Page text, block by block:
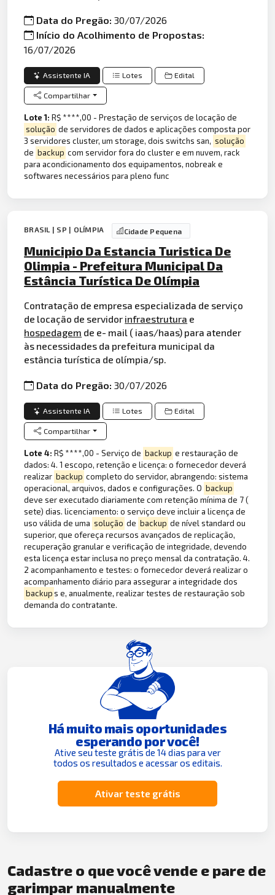
Data do Pregão:30/07/2026
Início do Acolhimento de Propostas:
16/07/2026
Assistente IA Lotes Edital
Compartilhar
Lote 1:R$ ****,00 - Prestação de serviços de locação de
solução de servidores de dados e aplicações composta por
3 servidores cluster, um storage, dois switchs san, solução
de backup com servidor fora do cluster e em nuvem, rack
para acondicionamento dos equipamentos, nobreak e
softwares necessários para pleno func
BRASIL | SP | OLÍMPIA Cidade Pequena
Municipio Da Estancia Turistica De
Olimpia - Prefeitura Municipal Da
Estância Turística De Olímpia
Contratação de empresa especializada de serviço
de locação de servidor infraestrutura e
hospedagem de e- mail ( iaas/haas) para atender
às necessidades da prefeitura municipal da
estância turística de olímpia/sp.
Data do Pregão:30/07/2026
Assistente IA Lotes Edital
Compartilhar
Lote 4:R$ ****,00 - Serviço de backup e restauração de
dados: 4. 1 escopo, retenção e licença: o fornecedor deverá
realizar backup completo do servidor, abrangendo: sistema
operacional, arquivos, dados e configurações. O backup
deve ser executado diariamente com retenção mínima de 7 (
sete) dias. licenciamento: o serviço deve incluir a licença de
uso válida de uma solução de backup de nível standard ou
superior, que ofereça recursos avançados de replicação,
recuperação granular e verificação de integridade, devendo
esta licença estar inclusa no preço mensal da contratação. 4.
2 acompanhamento e testes: o fornecedor deverá realizar o
acompanhamento diário para assegurar a integridade dos
backups e, anualmente, realizar testes de restauração sob
demanda do contratante.
Há muito mais oportunidades
esperando por você!
Ative seu teste grátis de 14 dias para ver
todos os resultados e acessar os editais.
Ativar teste grátis
Cadastre o que você vende e pare de
garimpar manualmente